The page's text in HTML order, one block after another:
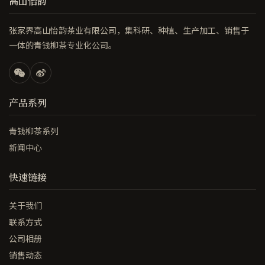
张家界高山怡韵茶业有限公司，集科研、种植、生产加工、销售于
一体的青钱柳茶专业化公司。
产品系列
青钱柳茶系列
新闻中心
快速链接
关于我们
联系方式
公司相册
销售动态